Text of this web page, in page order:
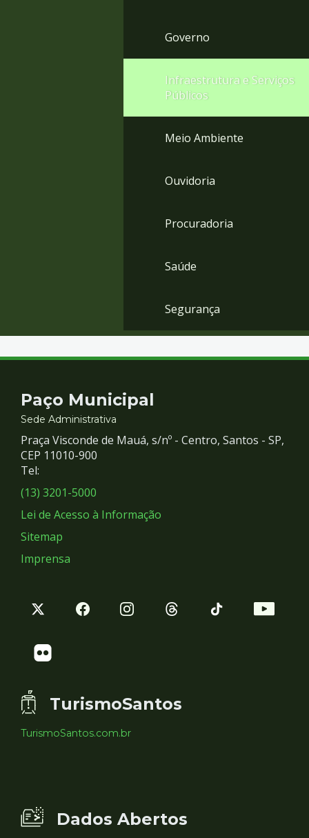
Governo
Infraestrutura e Serviços
Públicos
Meio Ambiente
Ouvidoria
Procuradoria
Saúde
Segurança
Contato
e
Redes
Sociais
Paço Municipal
Sede Administrativa
Praça Visconde de Mauá, s/nº - Centro, Santos - SP,
CEP 11010-900
Tel:
(13) 3201-5000
Lei de Acesso à Informação
Sitemap
Imprensa
TurismoSantos
TurismoSantos.com.br
Dados Abertos